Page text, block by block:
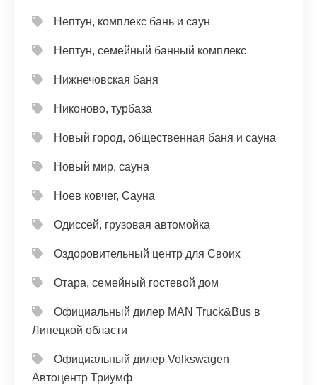
Нептун, комплекс бань и саун
Нептун, семейный банный комплекс
Нижнечовская баня
Никоново, турбаза
Новый город, общественная баня и сауна
Новый мир, сауна
Ноев ковчег, Сауна
Одиссей, грузовая автомойка
Оздоровительный центр для Своих
Отара, семейный гостевой дом
Официальный дилер MAN Truck&Bus в
Липецкой области
Официальный дилер Volkswagen
Автоцентр Триумф